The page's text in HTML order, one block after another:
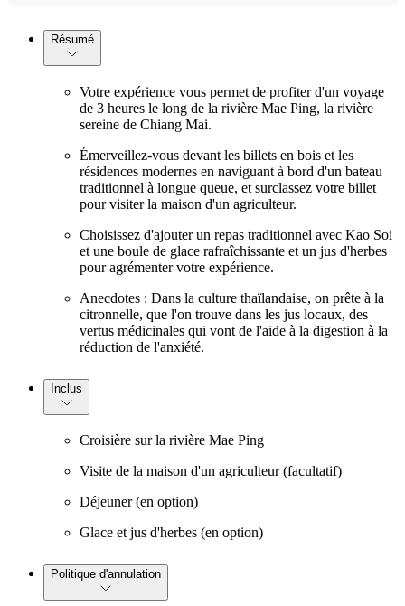
Résumé
Votre expérience vous permet de profiter d'un voyage
de 3 heures le long de la rivière Mae Ping, la rivière
sereine de Chiang Mai.
Émerveillez-vous devant les billets en bois et les
résidences modernes en naviguant à bord d'un bateau
traditionnel à longue queue, et surclassez votre billet
pour visiter la maison d'un agriculteur.
Choisissez d'ajouter un repas traditionnel avec Kao Soi
et une boule de glace rafraîchissante et un jus d'herbes
pour agrémenter votre expérience.
Anecdotes : Dans la culture thaïlandaise, on prête à la
citronnelle, que l'on trouve dans les jus locaux, des
vertus médicinales qui vont de l'aide à la digestion à la
réduction de l'anxiété.
Inclus
Croisière sur la rivière Mae Ping
Visite de la maison d'un agriculteur (facultatif)
Déjeuner (en option)
Glace et jus d'herbes (en option)
Politique d'annulation